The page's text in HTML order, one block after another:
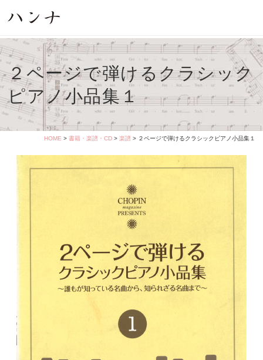
２ページで弾けるクラシック
ピアノ小品集１
HOME > 書籍・楽譜・CD> 楽譜> ２ページで弾けるクラシックピアノ小品集１